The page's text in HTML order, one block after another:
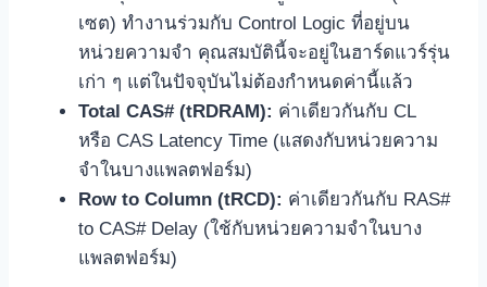
เซต) ทำงานร่วมกับ Control Logic ที่อยู่บน
หน่วยความจำ คุณสมบัตินี้จะอยู่ในฮาร์ดแวร์รุ่น
เก่า ๆ แต่ในปัจจุบันไม่ต้องกำหนดค่านี้แล้ว
Total CAS# (tRDRAM): ค่าเดียวกันกับ CL
หรือ CAS Latency Time (แสดงกับหน่วยความ
จำในบางแพลตฟอร์ม)
Row to Column (tRCD): ค่าเดียวกันกับ RAS#
to CAS# Delay (ใช้กับหน่วยความจำในบาง
แพลตฟอร์ม)